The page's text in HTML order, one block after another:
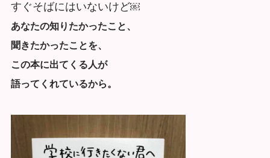
すぐそばにはいないけど￼
あなたの知りたかったこと、
聞きたかったことを、
この本に出てくる人が
語ってくれているから。